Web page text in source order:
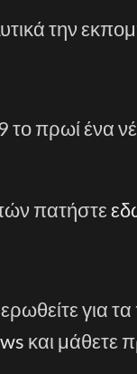
την
πρωί ένα
πατήστε
για
και μάθετε